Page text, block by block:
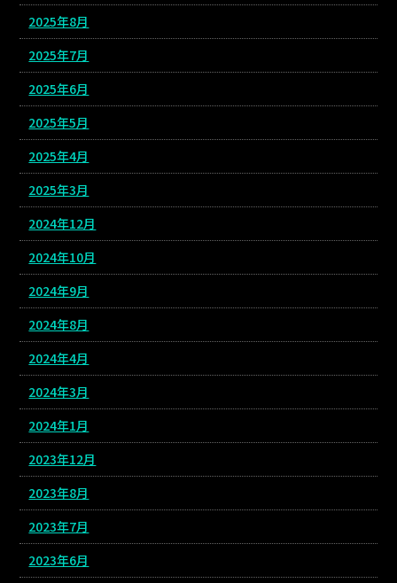
2025年8月
2025年7月
2025年6月
2025年5月
2025年4月
2025年3月
2024年12月
2024年10月
2024年9月
2024年8月
2024年4月
2024年3月
2024年1月
2023年12月
2023年8月
2023年7月
2023年6月